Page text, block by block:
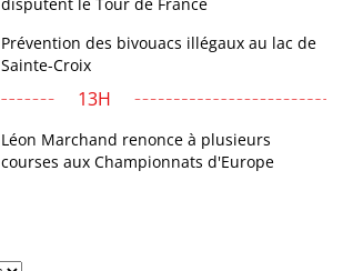
disputent le Tour de France
Prévention des bivouacs illégaux au lac de
Sainte-Croix
13H
Léon Marchand renonce à plusieurs
courses aux Championnats d'Europe